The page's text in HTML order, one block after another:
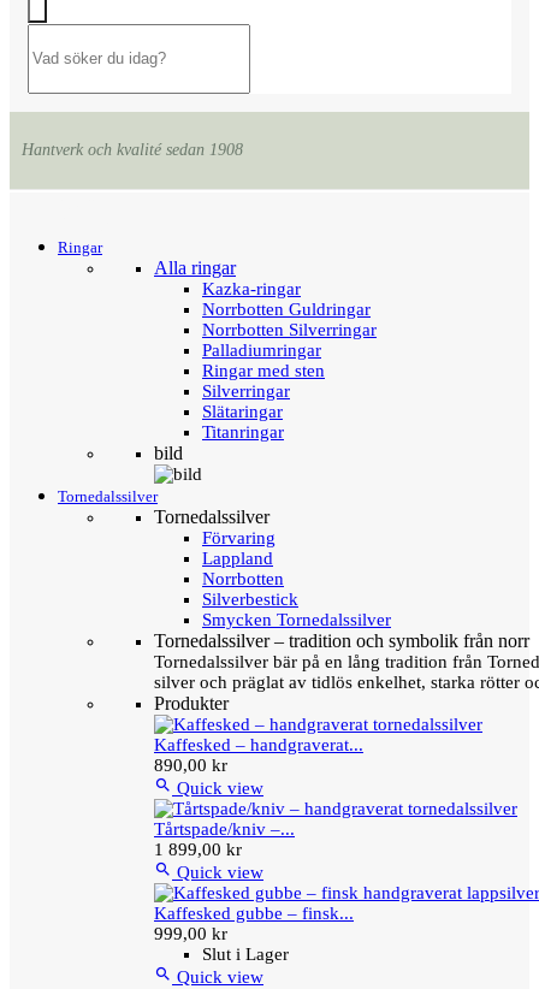
Hantverk och kvalité sedan 1908
Ringar
Alla ringar
Kazka-ringar
Norrbotten Guldringar
Norrbotten Silverringar
Palladiumringar
Ringar med sten
Silverringar
Slätaringar
Titanringar
bild
Tornedalssilver
Tornedalssilver
Förvaring
Lappland
Norrbotten
Silverbestick
Smycken Tornedalssilver
Tornedalssilver – tradition och symbolik från norr
Tornedalssilver bär på en lång tradition från
silver och präglat av tidlös enkelhet, starka rötter
Produkter
Kaffesked – handgraverat...
890,00 kr
 Quick view
Tårtspade/kniv –...
1 899,00 kr
 Quick view
Kaffesked gubbe – finsk...
999,00 kr
Slut i Lager
 Quick view